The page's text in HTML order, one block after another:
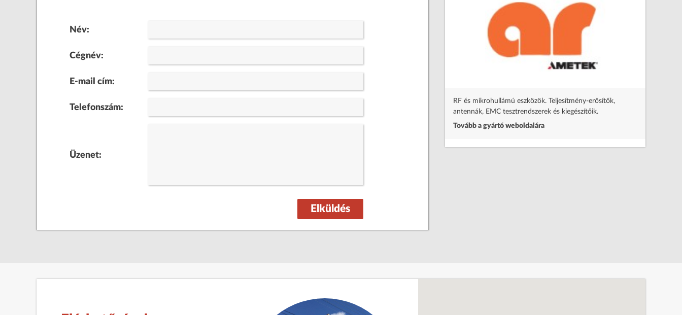
Név:
Cégnév:
E-mail cím:
Telefonszám:
Üzenet:
Elküldés
RF és mikrohullámú eszközök. Teljesítmény-erősítők,
antennák, EMC tesztrendszerek és kiegészítőik.
Tovább a gyártó weboldalára